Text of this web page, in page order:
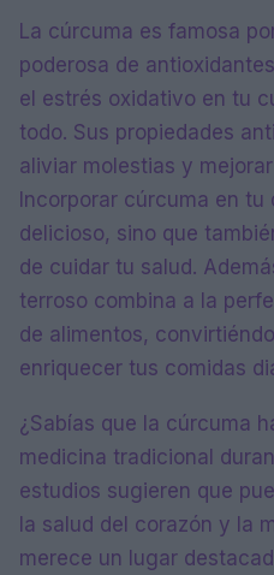
La cúrcuma es famosa
poderosa de
el estrés oxidativo en tu
todo. Sus propiedades
aliviar molestias y
Incorporar cúrcuma en tu
delicioso, sino que
de cuidar tu salud.
terroso combina a la
de alimentos,
enriquecer tus comidas
¿Sabías que la cúrcuma
medicina tradicional
estudios sugieren que
la salud del corazón y la
merece un lugar